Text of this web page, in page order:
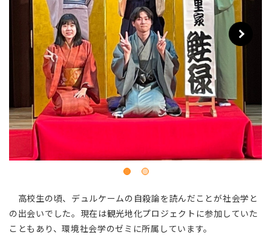
Next
高校生の頃、デュルケームの自殺論を読んだことが社会学と
の出会いでした。現在は観光地化プロジェクトに参加していた
こともあり、環境社会学のゼミに所属しています。